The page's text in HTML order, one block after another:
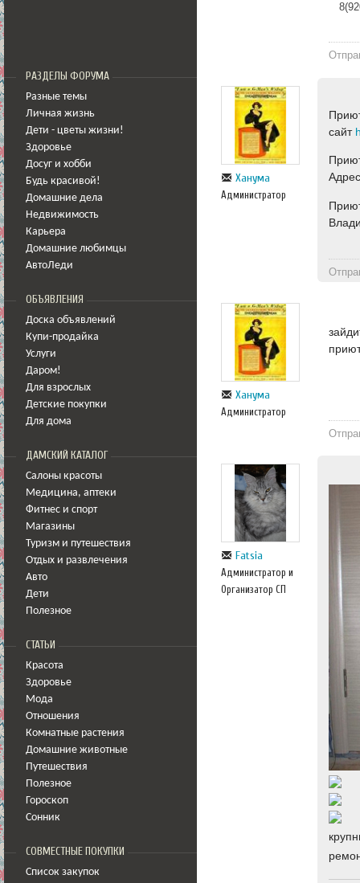
РАЗДЕЛЫ ФОРУМА
Разные темы
Личная жизнь
Дети - цветы жизни!
Здоровье
Досуг и хобби
Будь красивой!
Домашние дела
Недвижимость
Карьера
Домашние любимцы
АвтоЛеди
ОБЪЯВЛЕНИЯ
Доска объявлений
Купи-продайка
Услуги
Даром!
Для взрослых
Детские покупки
Для дома
ДАМСКИЙ КАТАЛОГ
Салоны красоты
Медицина, аптеки
Фитнес и спорт
Магазины
Туризм и путешествия
Отдых и развлечения
Авто
Дети
Полезное
СТАТЬИ
Красота
Здоровье
Мода
Отношения
Комнатные растения
Домашние животные
Путешествия
Полезное
Гороскоп
Сонник
СОВМЕСТНЫЕ ПОКУПКИ
Список закупок
Ханума
Администратор
сайт
Ханума
Администратор
Fatsia
Администратор и
Организатор СП